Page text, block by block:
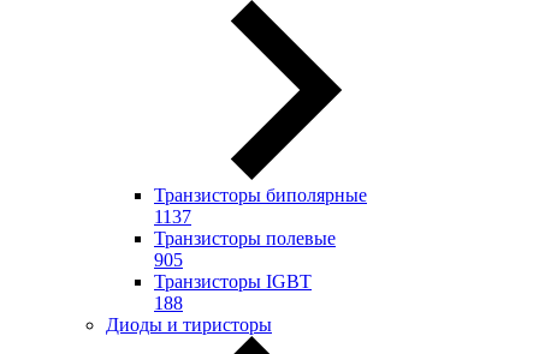
Транзисторы биполярные
1137
Транзисторы полевые
905
Транзисторы IGBT
188
Диоды и тиристоры